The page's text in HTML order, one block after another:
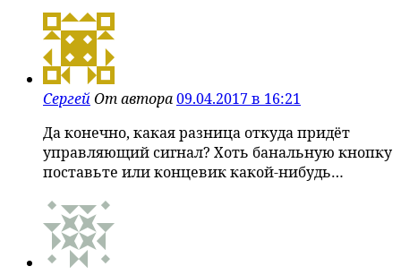
СергейОт автора09.04.2017 в 16:21
Да конечно, какая разница откуда придёт
управляющий сигнал? Хоть банальную кнопку
поставьте или концевик какой-нибудь…